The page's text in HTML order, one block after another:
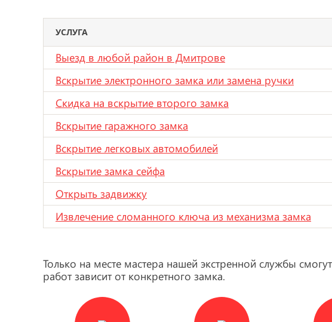
УСЛУГА
Выезд в любой район в Дмитрове
Вскрытие электронного замка или замена ручки
Скидка на вскрытие второго замка
Вскрытие гаражного замка
Вскрытие легковых автомобилей
Вскрытие замка сейфа
Открыть задвижку
Извлечение сломанного ключа из механизма замка
Только на месте мастера нашей экстренной службы
работ зависит от конкретного замка.